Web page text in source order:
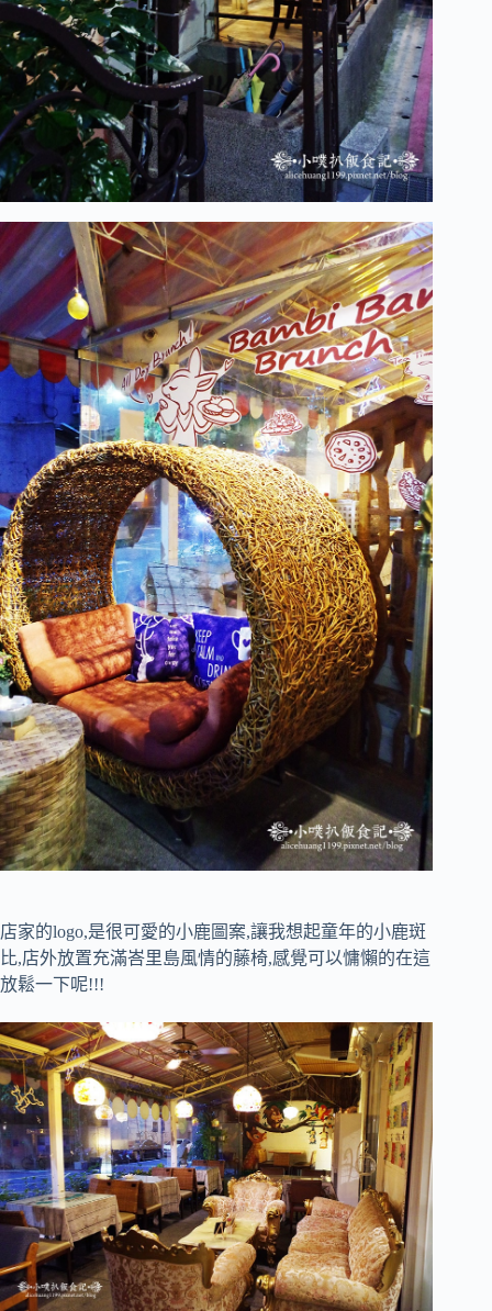
店家的logo,是很可愛的小鹿圖案,讓我想起童年的小鹿斑
比,店外放置充滿峇里島風情的藤椅,感覺可以慵懶的在這
放鬆一下呢!!!